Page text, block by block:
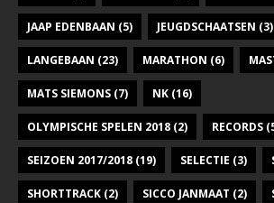
JAAP EDENBAAN (5) JEUGDSCHAATSEN (3)
LANGEBAAN (23) MARATHON (6)
MATS SIEMONS (7) NK (16)
OLYMPISCHE SPELEN 2018 (2) RECORDS
SEIZOEN 2017/2018 (19) SELECTIE (3)
SHORTTRACK (2) SICCO JANMAAT (2)